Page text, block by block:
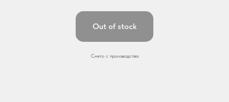
Out of stock
Снято с производства